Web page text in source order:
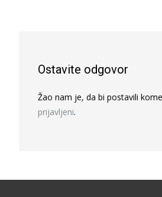
Ostavite odgovor
Žao nam je, da bi postavili
prijavljeni.